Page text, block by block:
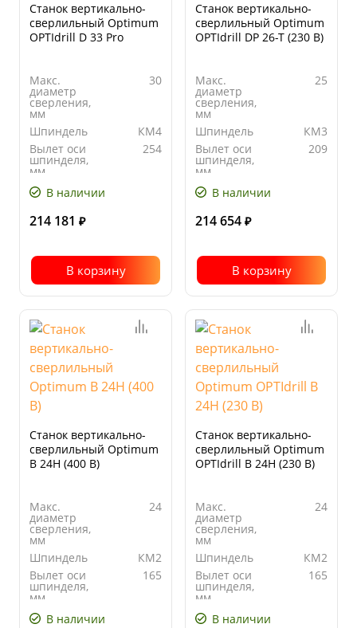
Станок вертикально-
сверлильный Optimum
OPTIdrill D 33 Pro
Макс.
диаметр
сверления,
мм
30
Шпиндель
КМ4
Вылет оси
шпинделя,
мм
254
Количество
скоростей
В наличии
214 181 ₽
В корзину
Станок вертикально-
сверлильный Optimum
OPTIdrill DP 26-T (230 В)
Макс.
диаметр
сверления,
мм
25
Шпиндель
КМ3
Вылет оси
шпинделя,
мм
209
Количество
скоростей
В наличии
214 654 ₽
В корзину
Станок вертикально-
сверлильный Optimum
B 24H (400 В)
Макс.
диаметр
сверления,
мм
24
Шпиндель
КМ2
Вылет оси
шпинделя,
мм
165
Количество
В наличии
Станок вертикально-
сверлильный Optimum
OPTIdrill B 24H (230 В)
Макс.
диаметр
сверления,
мм
24
Шпиндель
КМ2
Вылет оси
шпинделя,
мм
165
Автоподача
В наличии